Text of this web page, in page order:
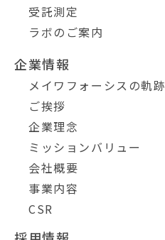
受託測定
ラボのご案内
企業情報
メイワフォーシスの軌跡
ご挨拶
企業理念
ミッションバリュー
会社概要
事業内容
CSR